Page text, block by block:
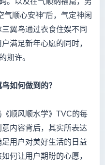
气顺心安神”后，气定神闲
翼鸟通过衣食住娱不同
满足新年心愿的同时，
期许。
如何做到的？
顺风顺水学》TVC的每
内容背后，其实所表达
用户对美好生活的日益
何让用户期盼的心愿，